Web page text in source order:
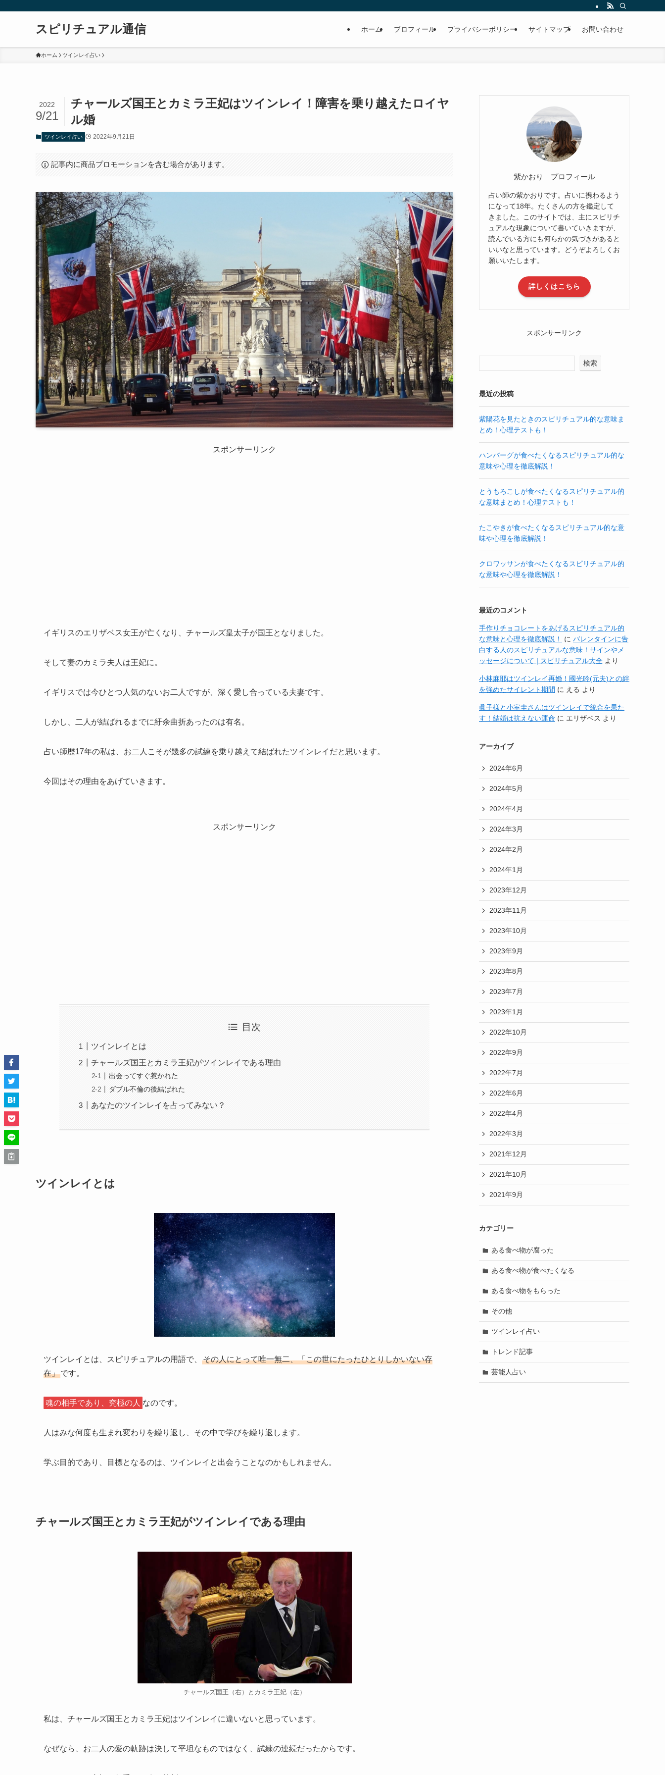
スピリチュアル通信 ホーム プロフィール プライバシーポリシー サイトマップ お問い合わせ
ホーム ツインレイ占い
チャールズ国王とカミラ王妃はツインレイ！障害を乗り越えたロイヤ
ル婚
2022
9/21
ツインレイ占い 2022年9月21日
記事内に商品プロモーションを含む場合があります。
スポンサーリンク
イギリスのエリザベス女王が亡くなり、チャールズ皇太子が国王となりました。
そして妻のカミラ夫人は王妃に。
イギリスでは今ひとつ人気のないお二人ですが、深く愛し合っている夫妻です。
しかし、二人が結ばれるまでに紆余曲折あったのは有名。
占い師歴17年の私は、お二人こそが幾多の試練を乗り越えて結ばれたツインレイだと思います。
今回はその理由をあげていきます。
スポンサーリンク
目次
ツインレイとは
チャールズ国王とカミラ王妃がツインレイである理由
出会ってすぐ惹かれた
ダブル不倫の後結ばれた
あなたのツインレイを占ってみない？
ツインレイとは
ツインレイとは、スピリチュアルの用語で、
その人にとって唯一無二、「この世にたったひとりしかいない存
在」です。
魂の相手であり、究極の人 なのです。
人はみな何度も生まれ変わりを繰り返し、その中で学びを繰り返します。
学ぶ目的であり、目標となるのは、ツインレイと出会うことなのかもしれません。
チャールズ国王とカミラ王妃がツインレイである理由
チャールズ国王（右）とカミラ王妃（左）
私は、チャールズ国王とカミラ王妃はツインレイに違いないと思っています。
なぜなら、お二人の愛の軌跡は決して平坦なものではなく、試練の連続だったからです。
紫かおり プロフィール
占い師の紫かおりです。占いに携わるよう
になって18年。たくさんの方を鑑定して
きました。このサイトでは、主にスピリチ
ュアルな現象について書いていきますが、
読んでいる方にも何らかの気づきがあると
いいなと思っています。どうぞよろしくお
願いいたします。
詳しくはこちら
スポンサーリンク
検索
最近の投稿
紫陽花を見たときのスピリチュアル的な意味ま
とめ！心理テストも！
ハンバーグが食べたくなるスピリチュアル的な
意味や心理を徹底解説！
とうもろこしが食べたくなるスピリチュアル的
な意味まとめ！心理テストも！
たこやきが食べたくなるスピリチュアル的な意
味や心理を徹底解説！
クロワッサンが食べたくなるスピリチュアル的
な意味や心理を徹底解説！
最近のコメント
手作りチョコレートをあげるスピリチュアル的
な意味と心理を徹底解説！
に バレンタインに告
白する人のスピリチュアルな意味！サインやメ
ッセージについて | スピリチュアル大全 より
小林麻耶はツインレイ再婚！國光吟(元夫)との絆
を強めたサイレント期間 に える より
眞子様と小室圭さんはツインレイで統合を果た
す！結婚は抗えない運命 に エリザベス より
アーカイブ
2024年6月
2024年5月
2024年4月
2024年3月
2024年2月
2024年1月
2023年12月
2023年11月
2023年10月
2023年9月
2023年8月
2023年7月
2023年1月
2022年10月
2022年9月
2022年7月
2022年6月
2022年4月
2022年3月
2021年12月
2021年10月
2021年9月
カテゴリー
ある食べ物が腐った
ある食べ物が食べたくなる
ある食べ物をもらった
その他
ツインレイ占い
トレンド記事
芸能人占い